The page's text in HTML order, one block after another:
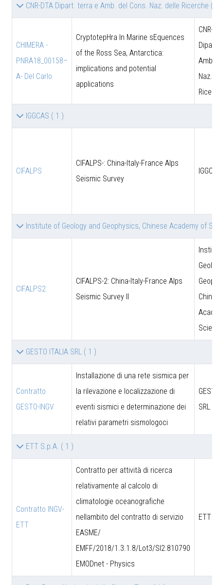
CNR-DTA Dipart. terra e Amb. del Cons. Naz. delle Ricerche (
CHIMERA -
PNRA18_00158–
A- Del Carlo
CryptotepHra In Marine sEquences
of the Ross Sea, Antarctica:
implications and potential
applications
CNR-
Amb.
Naz.
IGGCAS ( 1 )
CIFALPS
CIFALPS-: China-Italy-France Alps
Seismic Survey
Institute of Geology and Geophysics, Chinese Academy of
CIFALPS2
CIFALPS-2: China-Italy-France Alps
Seismic Survey II
GESTO ITALIA SRL ( 1 )
Contratto
GESTO-INGV
Installazione di una rete sismica per
la rilevazione e localizzazione di
eventi sismici e determinazione dei
relativi parametri sismologoci
SRL
ETT S.p.A. ( 1 )
Contratto INGV-
ETT
Contratto per attività di ricerca
relativamente al calcolo di
climatologie oceanografiche
nellambito del contratto di servizio
EASME/
EMFF/2018/1.3.1.8/Lot3/SI2.810790
EMODnet - Physics
ETT